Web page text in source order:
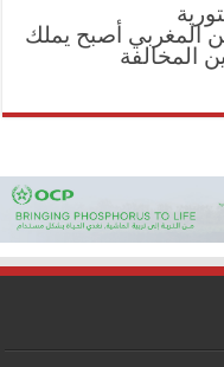
المغربي أصبح يملك
المخالفة